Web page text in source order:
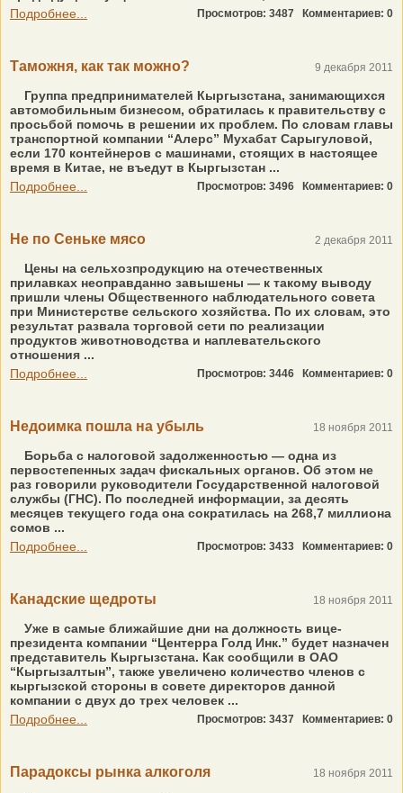
Подробнее...
Просмотров: 3487 Комментариев: 0
Таможня, как так можно? 9 декабря 2011
Группа предпринимателей Кыргызстана, занимающихся
автомобильным бизнесом, обратилась к правительству с
просьбой помочь в решении их проблем. По словам главы
транспортной компании “Алерс” Мухабат Сарыгуловой,
если 170 контейнеров с машинами, стоящих в настоящее
время в Китае, не въедут в Кыргызстан ...
Подробнее...
Просмотров: 3496 Комментариев: 0
Не по Сеньке мясо 2 декабря 2011
Цены на сельхозпродукцию на отечественных
прилавках неоправданно завышены — к такому выводу
пришли члены Общественного наблюдательного совета
при Министерстве сельского хозяйства. По их словам, это
результат развала торговой сети по реализации
продуктов животноводства и наплевательского
отношения ...
Подробнее...
Просмотров: 3446 Комментариев: 0
Недоимка пошла на убыль 18 ноября 2011
Борьба с налоговой задолженностью — одна из
первостепенных задач фискальных органов. Об этом не
раз говорили руководители Государственной налоговой
службы (ГНС). По последней информации, за десять
месяцев текущего года она сократилась на 268,7 миллиона
сомов ...
Подробнее...
Просмотров: 3433 Комментариев: 0
Канадские щедроты 18 ноября 2011
Уже в самые ближайшие дни на должность вице-
президента компании “Центерра Голд Инк.” будет назначен
представитель Кыргызстана. Как сообщили в ОАО
“Кыргыз­алтын”, также увеличено количество членов с
кыргызской стороны в совете директоров данной
компании с двух до трех человек ...
Подробнее...
Просмотров: 3437 Комментариев: 0
Парадоксы рынка алкоголя 18 ноября 2011